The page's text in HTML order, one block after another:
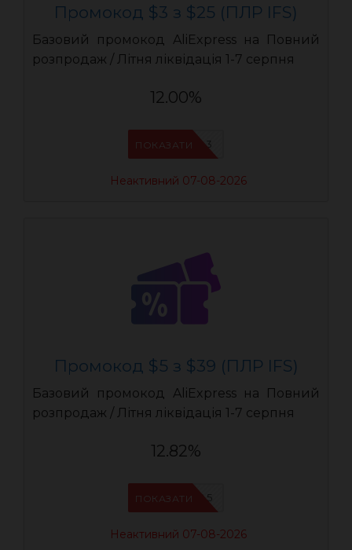
Промокод $3 з $25 (ПЛР IFS)
Базовий промокод AliExpress на Повний
розпродаж / Літня ліквідація 1-7 серпня
12.00%
IFSCDUA3
ПОКАЗАТИ
Неактивний 07-08-2026
Промокод $5 з $39 (ПЛР IFS)
Базовий промокод AliExpress на Повний
розпродаж / Літня ліквідація 1-7 серпня
12.82%
IFSCDUA5
ПОКАЗАТИ
Неактивний 07-08-2026